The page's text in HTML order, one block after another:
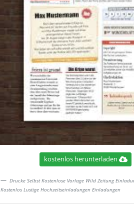
kostenlos herunterladen
Drucke Selbst Kostenlose Vorlage Wild Zeitung
Kostenlos Lustige Hochzeitseinladungen Einladungen